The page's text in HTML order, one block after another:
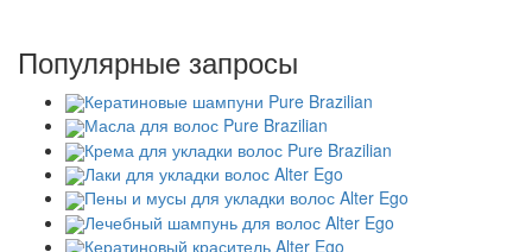
Популярные запросы
Кератиновые шампуни Pure Brazilian
Масла для волос Pure Brazilian
Крема для укладки волос Pure Brazilian
Лаки для укладки волос Alter Ego
Пены и мусы для укладки волос Alter Ego
Лечебный шампунь для волос Alter Ego
Кератиновый краситель Alter Ego